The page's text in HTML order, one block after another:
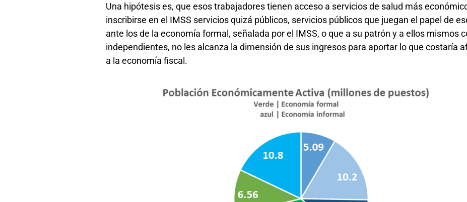
Una hipótesis es, que esos trabajadores tienen acceso a servicios de salud más
inscribirse en el IMSS servicios quizá públicos, servicios públicos que juegan el papel de
ante los de la economía formal, señalada por el IMSS, o que a su patrón y a ellos mismos
independientes, no les alcanza la dimensión de sus ingresos para aportar lo que costaría
a la economía fiscal.